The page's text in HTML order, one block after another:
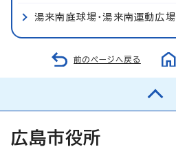
湯来南庭球場・湯来南運動広場
前のページへ戻る
広島市役所